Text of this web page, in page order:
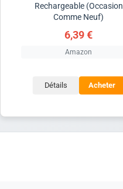
Rechargeable (Occasion
Comme Neuf)
6,39 €
Amazon
Détails Acheter